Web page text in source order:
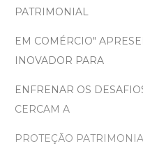
PATRIMONIAL
EM COMÉRCIO"
INOVADOR PARA
ENFRENAR OS
CERCAM A
PROTEÇÃO